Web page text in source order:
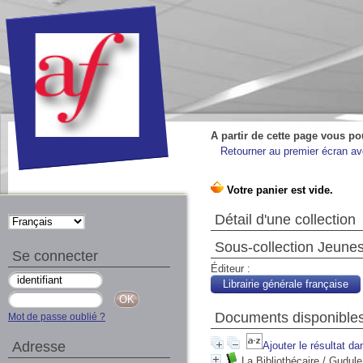
A partir de cette page vous
Retourner au premier écran
Détail d'une collection
Sous-collection
Éditeur :
Librairie générale française
Documents
Ajouter le résultat
Se connecter
Mot de passe oublié ?
Adresse